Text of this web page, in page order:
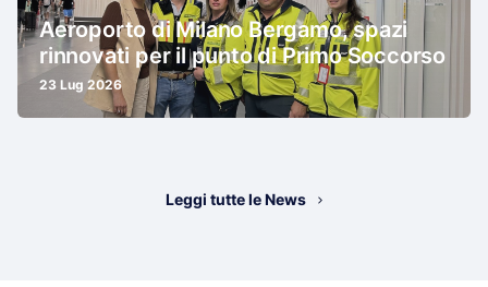
Aeroporto di Milano Bergamo, spazi
rinnovati per il punto di Primo Soccorso
23 Lug 2026
Leggi tutte le News